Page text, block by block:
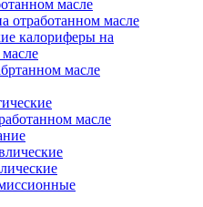
масле
отработанном масле
калориферы на
масле
масле